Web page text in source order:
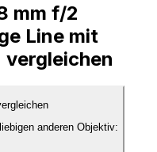
mm f/2
Line mit
anderen Objektiv: